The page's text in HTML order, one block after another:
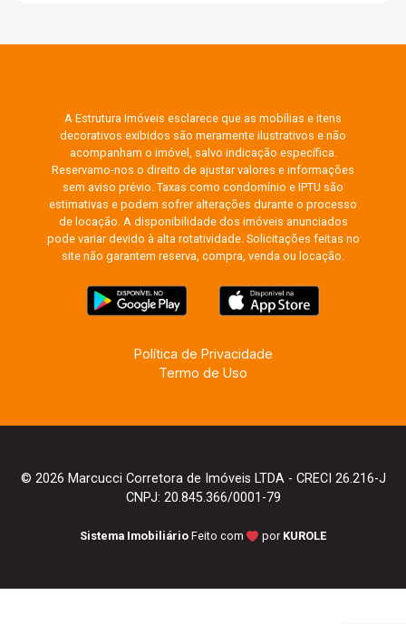
A Estrutura Imóveis esclarece que as mobílias e itens
decorativos exibidos são meramente ilustrativos e não
acompanham o imóvel, salvo indicação específica.
Reservamo-nos o direito de ajustar valores e informações
sem aviso prévio. Taxas como condomínio e IPTU são
estimativas e podem sofrer alterações durante o processo
de locação. A disponibilidade dos imóveis anunciados
pode variar devido à alta rotatividade. Solicitações feitas no
site não garantem reserva, compra, venda ou locação.
Política de Privacidade
Termo de Uso
© 2026 Marcucci Corretora de Imóveis LTDA - CRECI 26.216-J
CNPJ: 20.845.366/0001-79
Sistema Imobiliário Feito com por KUROLE